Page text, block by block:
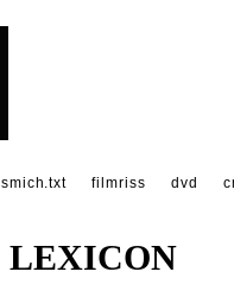
filmriss dvd
LEXICON